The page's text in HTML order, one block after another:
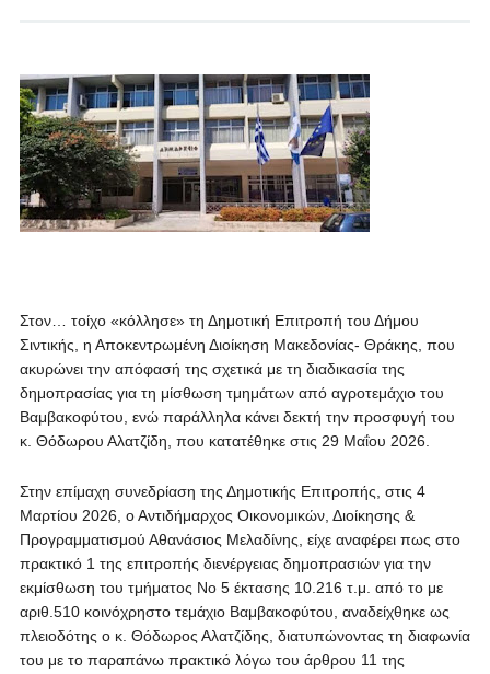
Στον… τοίχο «κόλλησε» τη Δημοτική Επιτροπή του Δήμου
Σιντικής, η Αποκεντρωμένη Διοίκηση Μακεδονίας- Θράκης, που
ακυρώνει την απόφασή της σχετικά με τη διαδικασία της
δημοπρασίας για τη μίσθωση τμημάτων από αγροτεμάχιο του
Βαμβακοφύτου, ενώ παράλληλα κάνει δεκτή την προσφυγή του
κ. Θόδωρου Αλατζίδη, που κατατέθηκε στις 29 Μαΐου 2026.
Στην επίμαχη συνεδρίαση της Δημοτικής Επιτροπής, στις 4
Μαρτίου 2026, ο Αντιδήμαρχος Οικονομικών, Διοίκησης &
Προγραμματισμού Αθανάσιος Μελαδίνης, είχε αναφέρει πως στο
πρακτικό 1 της επιτροπής διενέργειας δημοπρασιών για την
εκμίσθωση του τμήματος Νο 5 έκτασης 10.216 τ.μ. από το με
αριθ.510 κοινόχρηστο τεμάχιο Βαμβακοφύτου, αναδείχθηκε ως
πλειοδότης ο κ. Θόδωρος Αλατζίδης, διατυπώνοντας τη διαφωνία
του με το παραπάνω πρακτικό λόγω του άρθρου 11 της